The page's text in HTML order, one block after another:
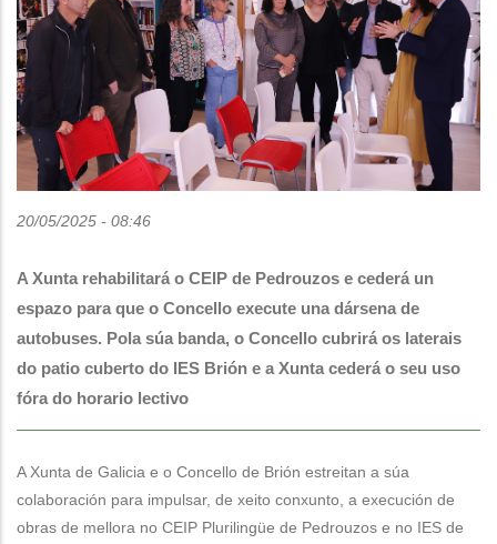
20/05/2025 - 08:46
A Xunta rehabilitará o CEIP de Pedrouzos e cederá un
espazo para que o Concello execute una dársena de
autobuses. Pola súa banda, o Concello cubrirá os laterais
do patio cuberto do IES Brión e a Xunta cederá o seu uso
fóra do horario lectivo
A Xunta de Galicia e o Concello de Brión estreitan a súa
colaboración para impulsar, de xeito conxunto, a execución de
obras de mellora no CEIP Plurilingüe de Pedrouzos e no IES de